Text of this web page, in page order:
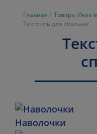
Главная / Товары Икеа
Текстиль для спальни
Наволочки